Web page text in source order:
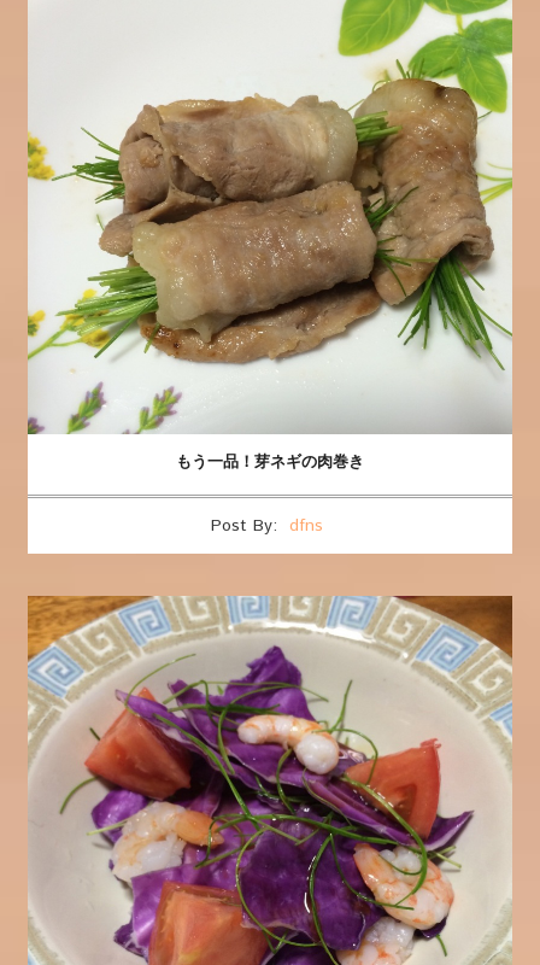
もう一品！芽ネギの肉巻き
Post By: dfns